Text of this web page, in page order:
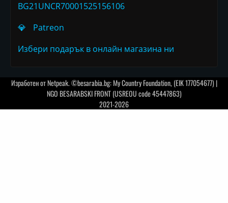
BG21UNCR70001525156106
💎
Patreon
Избери подарък в онлайн магазина ни
Изработен отNetpeak. ©besarabia.bg: My Country Foundation, (EIK 177054677) |
NGO BESARABSKI FRONT (USREOU code 45447863)
2021-2026